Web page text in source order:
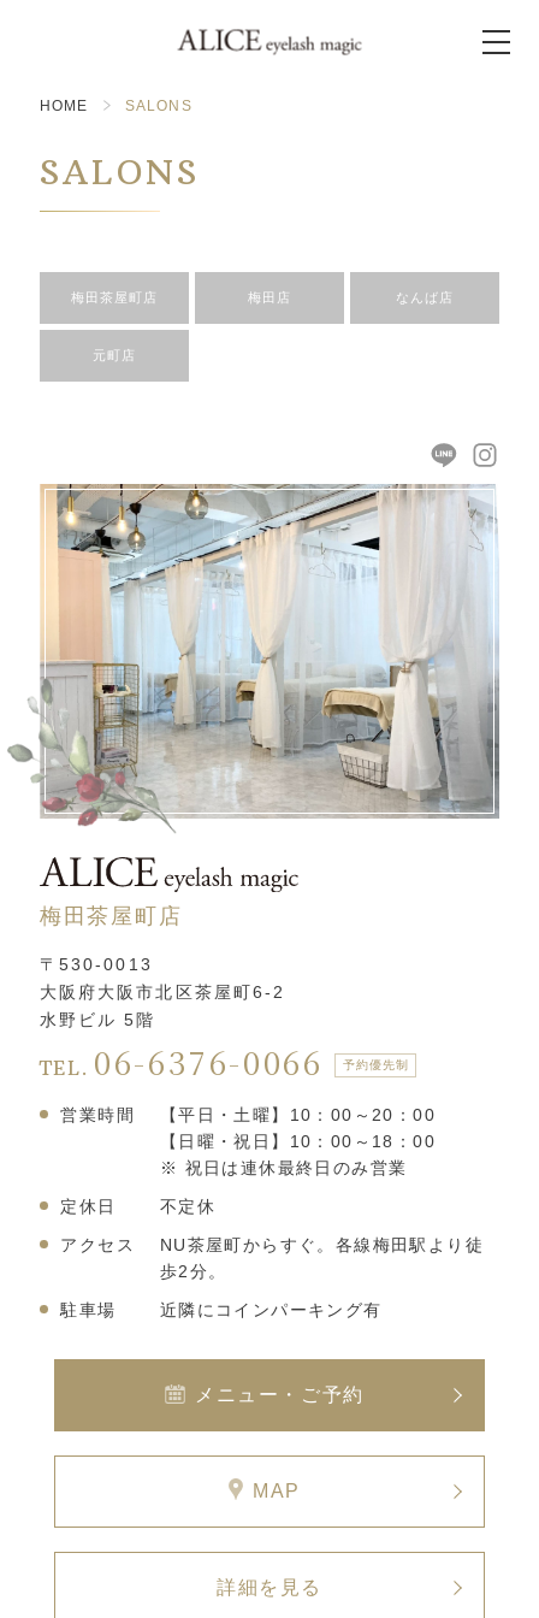
SALONS
HOME SALONS
梅田茶屋町店 梅田店 なんば店
元町店
梅田茶屋町店
〒530-0013
大阪府大阪市北区茶屋町6-2
水野ビル 5階
TEL. 06-6376-0066 予約優先制
営業時間
【平日・土曜】10：00～20：00
【日曜・祝日】10：00～18：00
※ 祝日は連休最終日のみ営業
定休日
不定休
アクセス
NU茶屋町からすぐ。各線梅田駅より徒
歩2分。
駐車場
近隣にコインパーキング有
メニュー・ご予約
MAP
詳細を見る